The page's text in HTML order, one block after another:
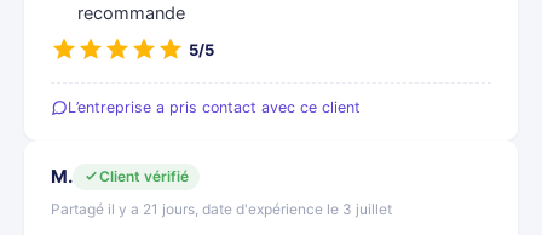
recommande
5/5
L’entreprise a pris contact avec ce client
M.
Client vérifié
Partagé il y a 21 jours, date d'expérience le 3 juillet